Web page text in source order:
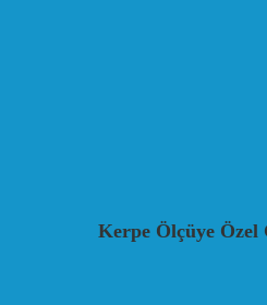
Kerpe Ölçüye Özel